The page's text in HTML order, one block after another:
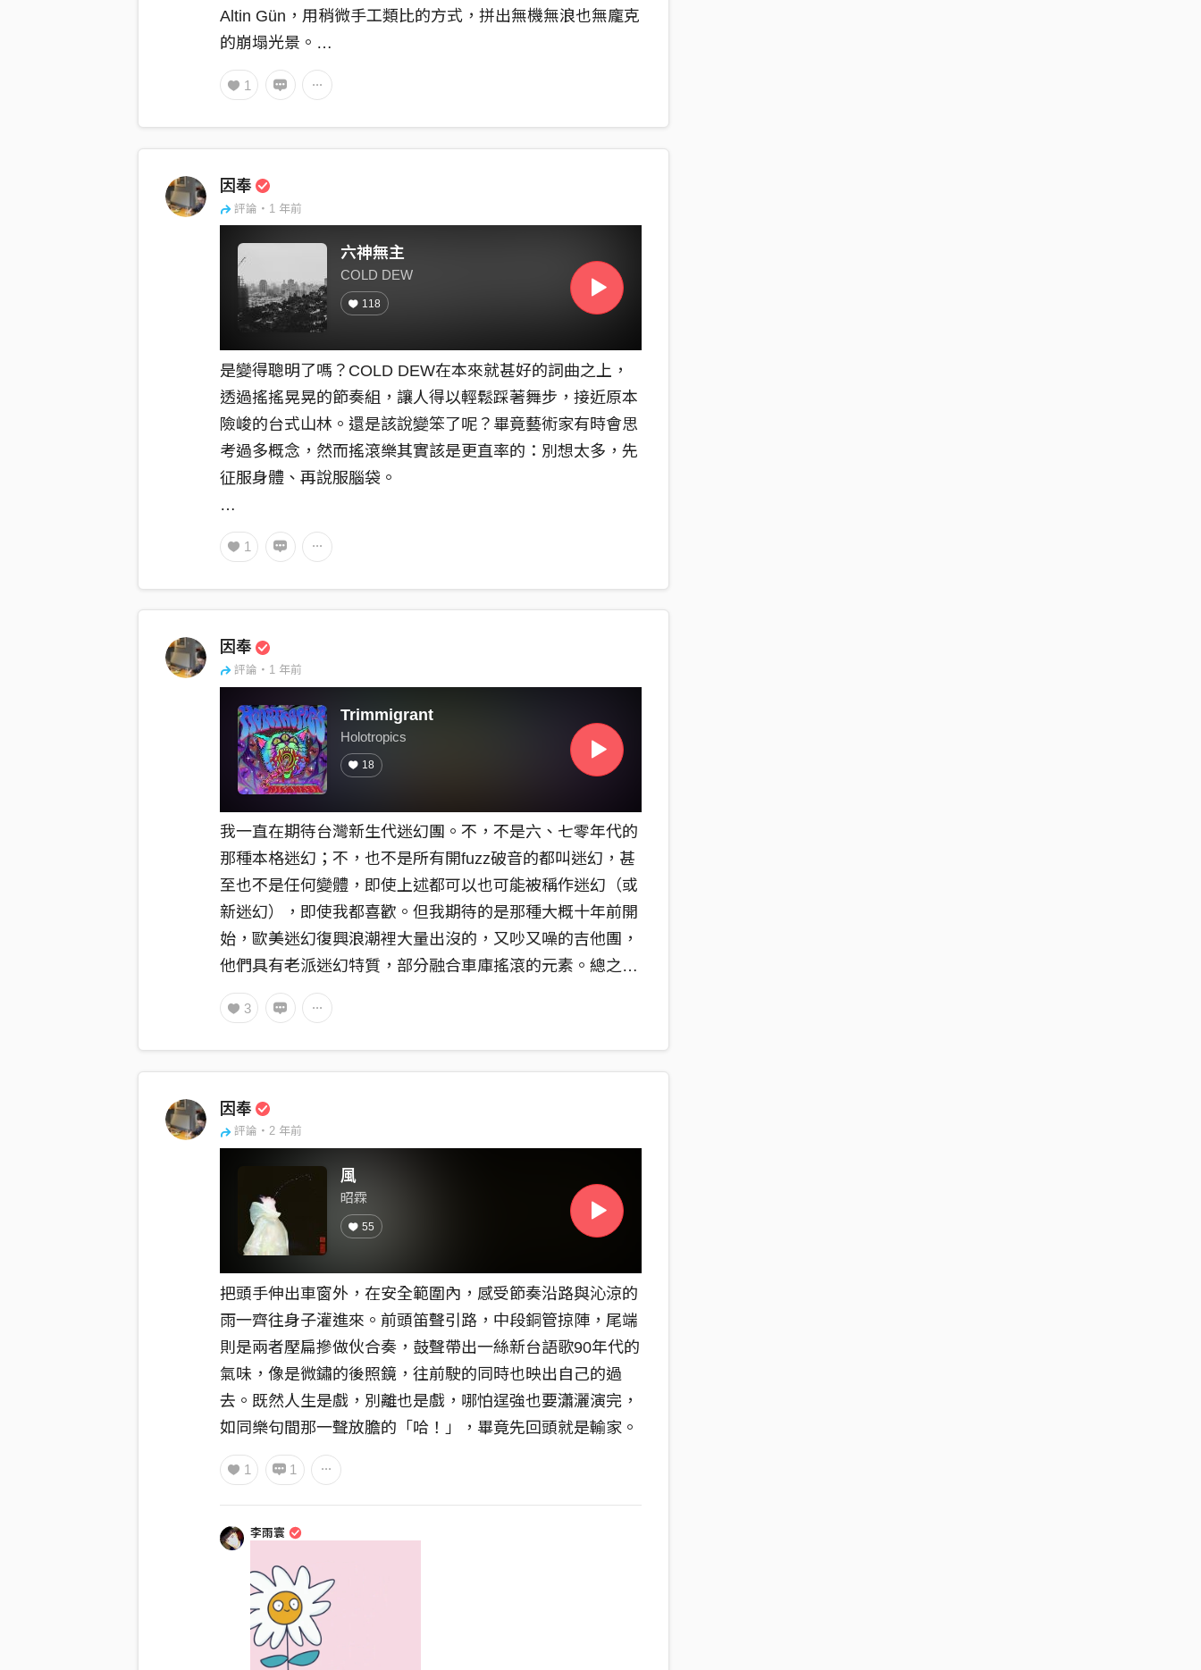
Altin Gün，用稍微手工類比的方式，拼出無機無浪也無龐克
的崩塌光景。
雖說是十年前，然而腳步時快時慢的台灣獨立音樂，隨著頻
繁回望20世紀的次數增加，現在這個拿高科技結晶來滑幹片
的2025年，或許比任何一刻都還適合這樣的音樂。
1
因奉
評論・1 年前
六神無主
COLD DEW
118
是變得聰明了嗎？COLD DEW在本來就甚好的詞曲之上，
透過搖搖晃晃的節奏組，讓人得以輕鬆踩著舞步，接近原本
險峻的台式山林。還是該說變笨了呢？畢竟藝術家有時會思
考過多概念，然而搖滾樂其實該是更直率的：別想太多，先
征服身體、再說服腦袋。
略歪、微醉，操控得宜的吉他與人聲始終自在流轉，沒有翻
覆。這套組合拳打在要害上，再矜持的人都會扭起身子。最
後不忘保留一些能量條來尻必殺技，「別忘了我是誰啊」一
副跩樣地直奔結尾。
1
因奉
評論・1 年前
Trimmigrant
Holotropics
18
我一直在期待台灣新生代迷幻團。不，不是六、七零年代的
那種本格迷幻；不，也不是所有開fuzz破音的都叫迷幻，甚
至也不是任何變體，即使上述都可以也可能被稱作迷幻（或
新迷幻），即使我都喜歡。但我期待的是那種大概十年前開
始，歐美迷幻復興浪潮裡大量出沒的，又吵又噪的吉他團，
他們具有老派迷幻特質，部分融合車庫搖滾的元素。總之，
在看完酸媽廟之後，在Mong Tong和Dope Purple的數年
後，能夠發現Holotropics跟Urban Fungus，令人振奮。
3
因奉
評論・2 年前
風
昭霖
55
把頭手伸出車窗外，在安全範圍內，感受節奏沿路與沁涼的
雨一齊往身子灌進來。前頭笛聲引路，中段銅管掠陣，尾端
則是兩者壓扁摻做伙合奏，鼓聲帶出一絲新台語歌90年代的
氣味，像是微鏽的後照鏡，往前駛的同時也映出自己的過
去。既然人生是戲，別離也是戲，哪怕逞強也要瀟灑演完，
如同樂句間那一聲放膽的「哈！」，畢竟先回頭就是輸家。
1 1
李雨寰